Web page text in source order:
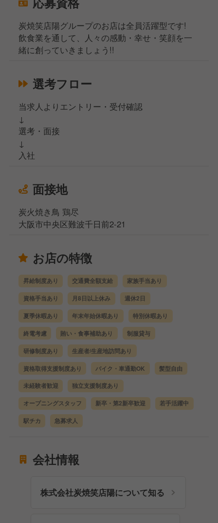
炭焼笑店陽グループのお店は全員活躍型です!
飲食業を通して、人々の感動・幸せ・笑顔を一
緒に創っていきましょう!!
選考フロー
当求人よりエントリー・受付確認
↓
選考・面接
↓
入社
面接地
炭火焼き鳥 鶏尽
大阪市中央区難波千日前2-21
お店の特徴
昇給制度あり 交通費全額支給 家族手当あり
資格手当あり 月8日以上休み 週休2日
夏季休暇あり 年末年始休暇あり 特別休暇あり
終電考慮 賄い・食事補助あり 制服貸与
研修制度あり 生産者/生産地訪問あり
資格取得支援制度あり バイク・車通勤OK 髪型自由
未経験者歓迎 独立支援制度あり
オープニングスタッフ 新卒・第2新卒歓迎 若手活躍中
駅チカ 急募求人
会社情報
株式会社炭焼笑店陽について知る